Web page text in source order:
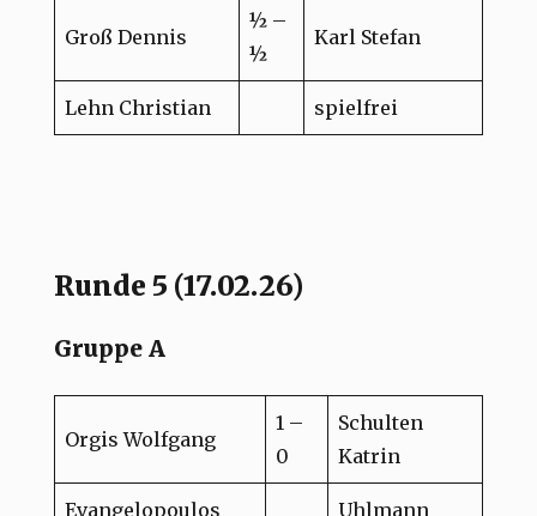
Groß Dennis
½ –
½
Karl Stefan
Lehn Christian spielfrei
Runde 5 (17.02.26)
Gruppe A
Orgis Wolfgang
1 –
0
Schulten
Katrin
Evangelopoulos Uhlmann